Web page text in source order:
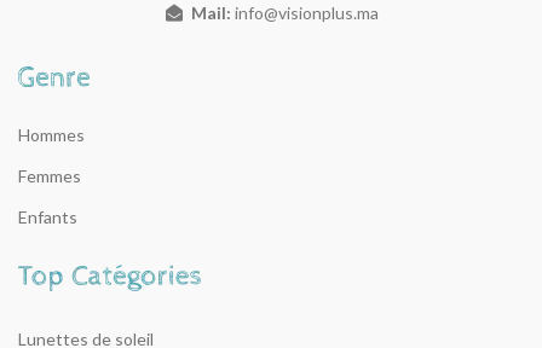
Mail: info@visionplus.ma
Hommes
Femmes
Enfants
Lunettes de soleil